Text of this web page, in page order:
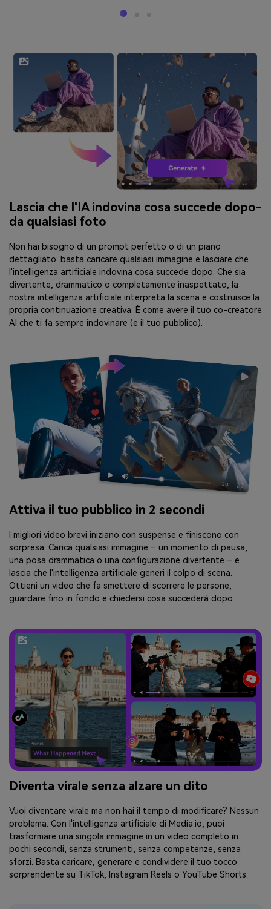
Lascia che l'IA indovina cosa succede dopo-
da qualsiasi foto
Non hai bisogno di un prompt perfetto o di un piano
dettagliato: basta caricare qualsiasi immagine e lasciare che
l'intelligenza artificiale indovina cosa succede dopo. Che sia
divertente, drammatico o completamente inaspettato, la
nostra intelligenza artificiale interpreta la scena e costruisce la
propria continuazione creativa. È come avere il tuo co-creatore
AI che ti fa sempre indovinare (e il tuo pubblico).
Attiva il tuo pubblico in 2 secondi
I migliori video brevi iniziano con suspense e finiscono con
sorpresa. Carica qualsiasi immagine – un momento di pausa,
una posa drammatica o una configurazione divertente – e
lascia che l'intelligenza artificiale generi il colpo di scena.
Ottieni un video che fa smettere di scorrere le persone,
guardare fino in fondo e chiedersi cosa succederà dopo.
Diventa virale senza alzare un dito
Vuoi diventare virale ma non hai il tempo di modificare? Nessun
problema. Con l'intelligenza artificiale di Media.io, puoi
trasformare una singola immagine in un video completo in
pochi secondi, senza strumenti, senza competenze, senza
sforzi. Basta caricare, generare e condividere il tuo tocco
sorprendente su TikTok, Instagram Reels o YouTube Shorts.